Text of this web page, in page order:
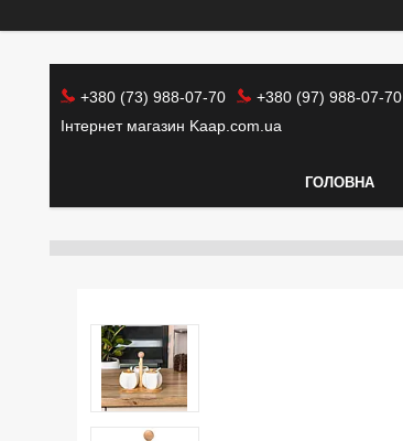
+380 (73) 988-07-70
+380 (97) 988-07-70
Інтернет магазин Kaap.com.ua
ГОЛОВНА